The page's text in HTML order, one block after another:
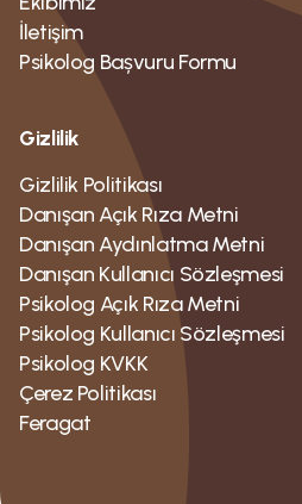
İletişim
Psikolog Bașvuru Formu
Gizlilik
Gizlilik Politikası
Danışan Açık Rıza Metni
Danışan Aydınlatma Metni
Danışan Kullanıcı Sözleşmesi
Psikolog Açık Rıza Metni
Psikolog Kullanıcı Sözleşmesi
Psikolog KVKK
Çerez Politikası
Feragat